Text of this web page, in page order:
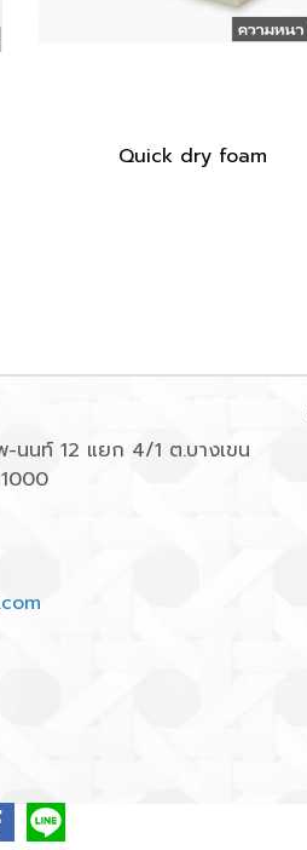
Quick dry foam
นนท์ 12 แยก 4/1 ต.บางเขน